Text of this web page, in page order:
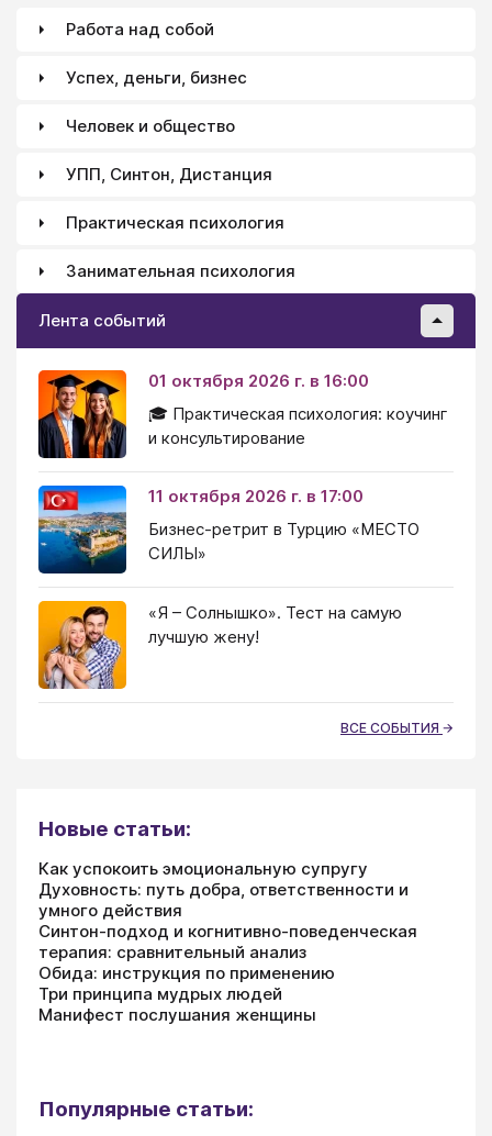
Работа над собой
Успех, деньги, бизнес
Человек и общество
УПП, Синтон, Дистанция
Практическая психология
Занимательная психология
Лента событий
01 октября 2026 г. в 16:00
🎓 Практическая психология: коучинг
и консультирование
11 октября 2026 г. в 17:00
Бизнес-ретрит в Турцию «МЕСТО
СИЛЫ»
«Я – Солнышко». Тест на самую
лучшую жену!
ВСЕ СОБЫТИЯ
Новые статьи:
Как успокоить эмоциональную супругу
Духовность: путь добра, ответственности и
умного действия
Синтон-подход и когнитивно-поведенческая
терапия: сравнительный анализ
Обида: инструкция по применению
Три принципа мудрых людей
Манифест послушания женщины
Популярные статьи: